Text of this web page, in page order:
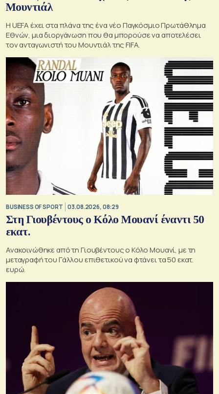
Μουντιάλ
Η UEFA έχει στα πλάνα της ένα νέο Παγκόσμιο Πρωτάθλημα
Εθνών, μια διοργάνωση που θα μπορούσε να αποτελέσει
τον ανταγωνιστή του Μουντιάλ της FIFA.
BUSINESS OF SPORT 03.08.2026, 08:29
Στη Γιουβέντους ο Κόλο Μουανί έναντι 50
εκατ.
Ανακοινώθηκε από τη Γιουβέντους ο Κόλο Μουανί, με τη
μεταγραφή του Γάλλου επιθετικού να φτάνει τα 50 εκατ.
ευρώ.